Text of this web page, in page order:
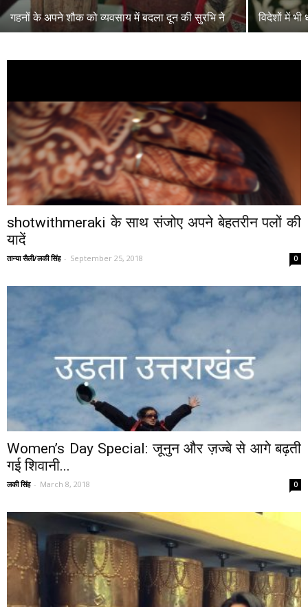
गहनों के अपने शौक को व्यवसाय में बदला दून की सुरभि ने विदेशों में
shotwithmeraki के साथ संजोए अपने बेहतरीन पलों की
यादें
तान्या सैली/लकी सिंह - September 25, 2018 0
Women’s Day Special: जूनुन और ज़ज्बे से आगे बढ़ती
गई शिवानी...
लकी सिंह - March 8, 2018 0